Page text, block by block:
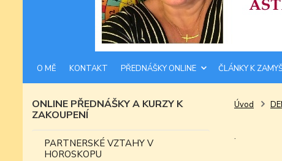
O MĚ KONTAKT PŘEDNÁŠKY ONLINE ČLÁNKY K
ONLINE PŘEDNÁŠKY A KURZY K
ZAKOUPENÍ
PARTNERSKÉ VZTAHY V
HOROSKOPU
Úvod
.